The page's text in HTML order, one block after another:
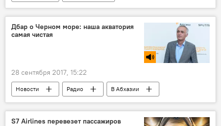
Дбар о Черном море: наша акватория
самая чистая
28 сентября 2017, 15:22
Новости Радио В Абхазии
S7 Airlines перевезет пассажиров